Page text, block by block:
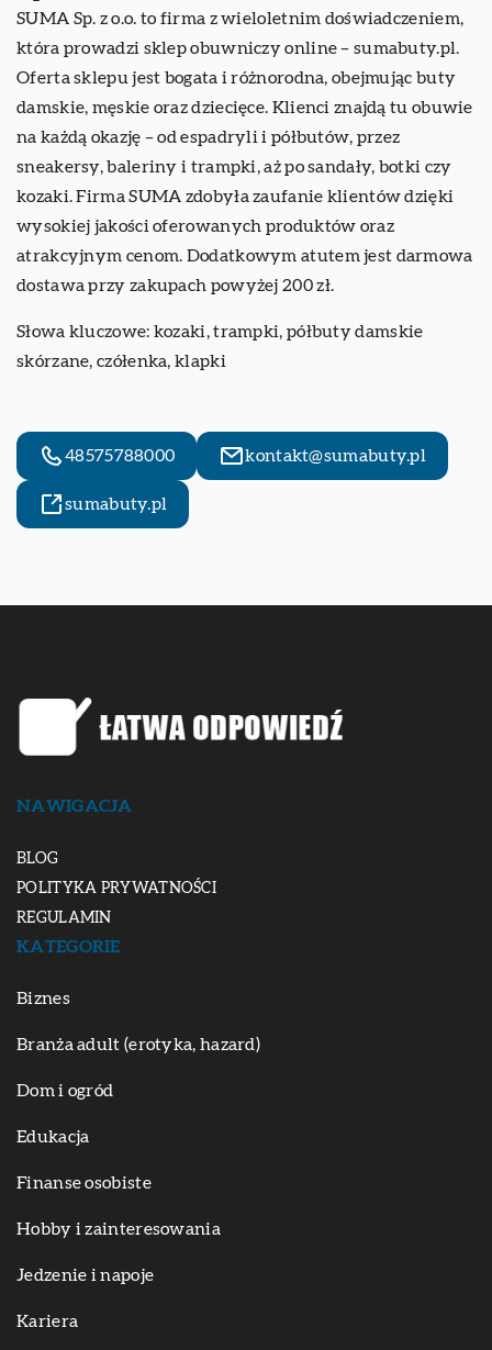
SUMA Sp. z o.o. to firma z wieloletnim doświadczeniem,
która prowadzi sklep obuwniczy online – sumabuty.pl.
Oferta sklepu jest bogata i różnorodna, obejmując buty
damskie, męskie oraz dziecięce. Klienci znajdą tu obuwie
na każdą okazję – od espadryli i półbutów, przez
sneakersy, baleriny i trampki, aż po sandały, botki czy
kozaki. Firma SUMA zdobyła zaufanie klientów dzięki
wysokiej jakości oferowanych produktów oraz
atrakcyjnym cenom. Dodatkowym atutem jest darmowa
dostawa przy zakupach powyżej 200 zł.
Słowa kluczowe: kozaki, trampki, półbuty damskie
skórzane, czółenka, klapki
48575788000 kontakt@sumabuty.pl
sumabuty.pl
NAWIGACJA
BLOG
POLITYKA PRYWATNOŚCI
REGULAMIN
KATEGORIE
Biznes
Branża adult (erotyka, hazard)
Dom i ogród
Edukacja
Finanse osobiste
Hobby i zainteresowania
Jedzenie i napoje
Kariera